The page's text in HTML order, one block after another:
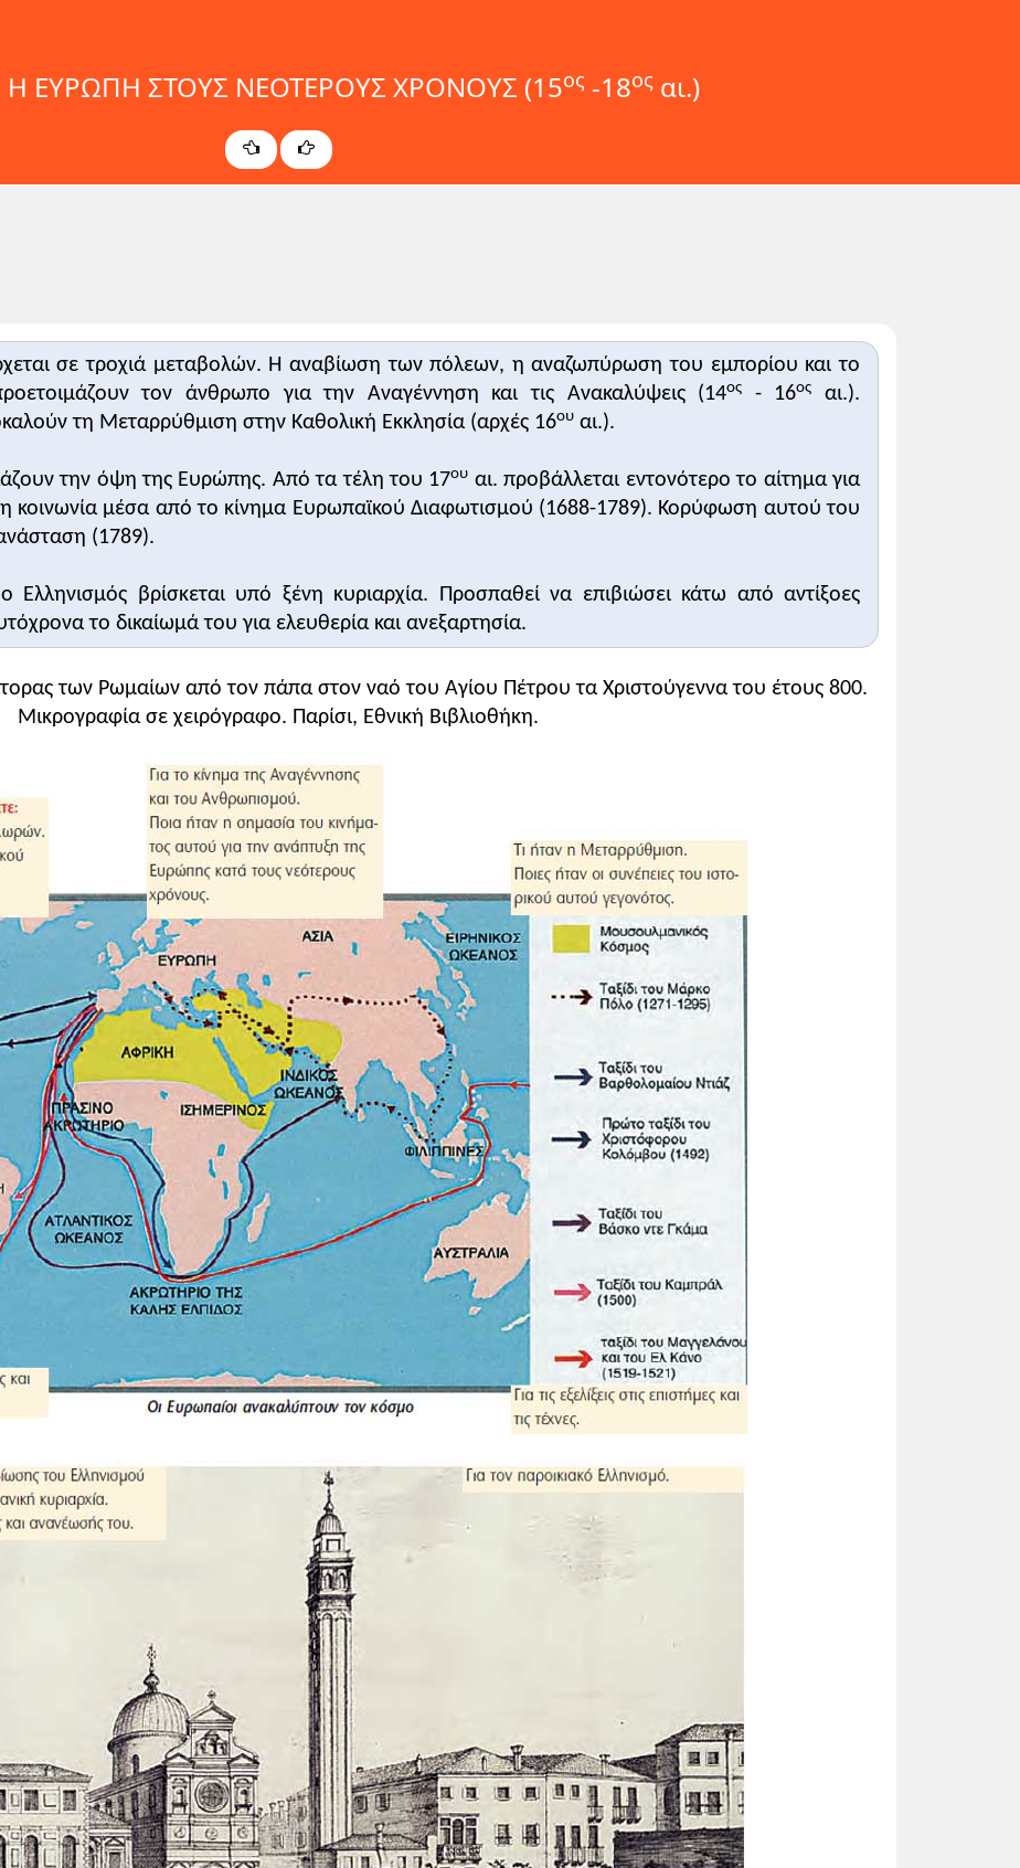
Η ΕΥΡΩΠΗ ΣΤΟΥΣ ΝΕΟΤΕΡΟΥΣ ΧΡΟΝΟΥΣ (15ος-18οςαι.)
σε τροχιά μεταβολών. Η αναβίωση των πόλεων, η αναζωπύρωση του εμπορίου και το
τον άνθρωπο για την Αναγέννηση και τις Ανακαλύψεις (14ος - 16ος
αι.).
τη Μεταρρύθμιση στην Καθολική Εκκλησία (αρχές 16ουαι.).
την όψη της Ευρώπης. Από τα τέλη του 17ου αι. προβάλλεται εντονότερο το αίτημα για
κοινωνία μέσα από το κίνημα Ευρωπαϊκού Διαφωτισμού (1688-1789). Κορύφωση αυτού του
(1789).
Ελληνισμός βρίσκεται υπό ξένη κυριαρχία. Προσπαθεί να επιβιώσει κάτω από αντίξοες
το δικαίωμά του για ελευθερία και ανεξαρτησία.
των Ρωμαίων από τον πάπα στον ναό του Αγίου Πέτρου τα Χριστούγεννα του έτους 800.
Μικρογραφία σε χειρόγραφο. Παρίσι, Εθνική Βιβλιοθήκη.